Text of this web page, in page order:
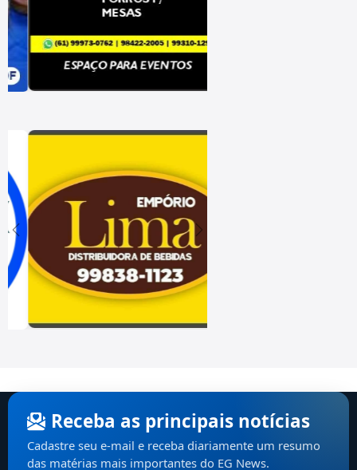
Receba as principais notícias
Cadastre seu e-mail e receba diariamente um resumo
das matérias mais importantes do EG News.